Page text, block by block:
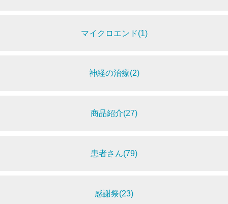
マイクロエンド(1)
神経の治療(2)
商品紹介(27)
患者さん(79)
感謝祭(23)